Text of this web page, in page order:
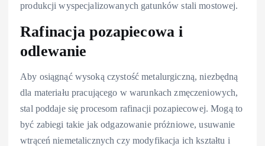
produkcji wyspecjalizowanych gatunków stali mostowej.
Rafinacja pozapiecowa i
odlewanie
Aby osiągnąć wysoką czystość metalurgiczną, niezbędną
dla materiału pracującego w warunkach zmęczeniowych,
stal poddaje się procesom rafinacji pozapiecowej. Mogą to
być zabiegi takie jak odgazowanie próżniowe, usuwanie
wtrąceń niemetalicznych czy modyfikacja ich kształtu i